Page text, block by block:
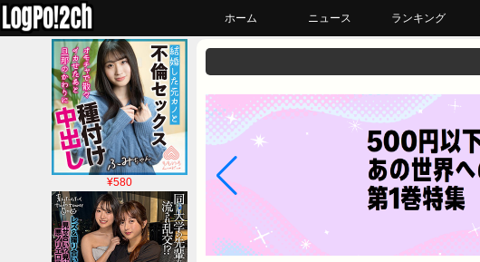
ホーム ニュース ランキング
¥580